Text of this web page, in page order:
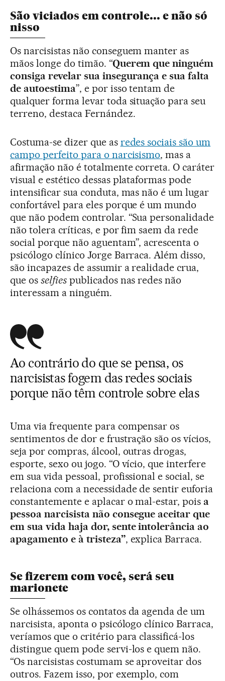
São viciados em controle... e não só
nisso
Os narcisistas não conseguem manter as
mãos longe do timão. “Querem que ninguém
consiga revelar sua insegurança e sua falta
de autoestima”, e por isso tentam de
qualquer forma levar toda situação para seu
terreno, destaca Fernández.
Costuma-se dizer que as redes sociais são um
campo perfeito para o narcisismo, mas a
afirmação não é totalmente correta. O caráter
visual e estético dessas plataformas pode
intensificar sua conduta, mas não é um lugar
confortável para eles porque é um mundo
que não podem controlar. “Sua personalidade
não tolera críticas, e por fim saem da rede
social porque não aguentam”, acrescenta o
psicólogo clínico Jorge Barraca. Além disso,
são incapazes de assumir a realidade crua,
que os selfiespublicados nas redes não
interessam a ninguém.
Ao contrário do que se pensa, os
narcisistas fogem das redes sociais
porque não têm controle sobre elas
Uma via frequente para compensar os
sentimentos de dor e frustração são os vícios,
seja por compras, álcool, outras drogas,
esporte, sexo ou jogo. “O vício, que interfere
em sua vida pessoal, profissional e social, se
relaciona com a necessidade de sentir euforia
constantemente e aplacar o mal-estar, poisa
pessoa narcisista não consegue aceitar que
em sua vida haja dor, sente intolerância ao
apagamento e à tristeza”, explica Barraca.
Se fizerem com você, será seu
marionete
Se olhássemos os contatos da agenda de um
narcisista, aponta o psicólogo clínico Barraca,
veríamos que o critério para classificá-los
distingue quem pode servi-los e quem não.
“Os narcisistas costumam se aproveitar dos
outros. Fazem isso, por exemplo, com